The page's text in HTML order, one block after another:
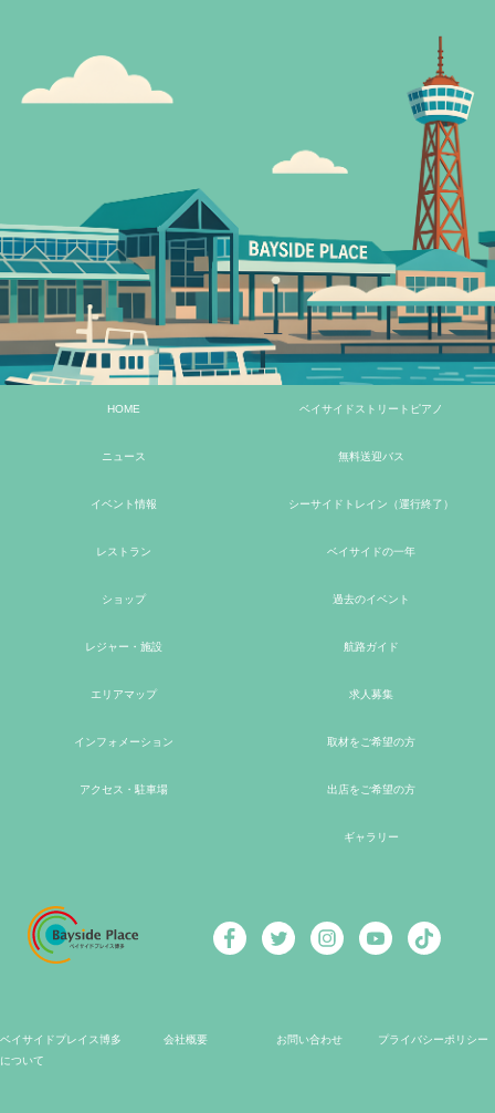
HOME
ニュース
イベント情報
レストラン
ショップ
レジャー・施設
エリアマップ
インフォメーション
アクセス・駐車場
ベイサイドストリートピアノ
無料送迎バス
シーサイドトレイン（運行終了）
ベイサイドの一年
過去のイベント
航路ガイド
求人募集
取材をご希望の方
出店をご希望の方
ギャラリー
ベイサイドプレイス博多
について
会社概要 お問い合わせ プライバシーポリシー